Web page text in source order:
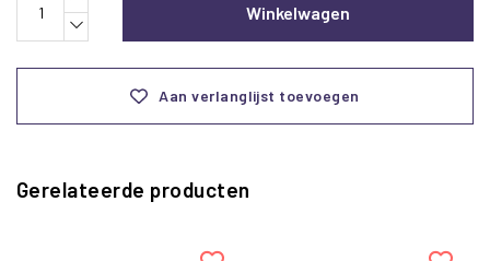
Winkelwagen
Aan verlanglijst toevoegen
Gerelateerde producten